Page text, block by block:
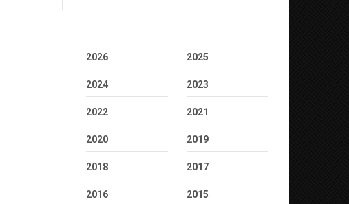
2026 2025
2024 2023
2022 2021
2020 2019
2018 2017
2016 2015